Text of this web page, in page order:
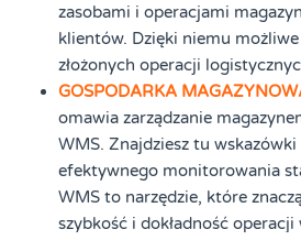
zasobami i operacjami
klientów. Dzięki niemu
złożonych operacji
GOSPODARKA
omawia zarządzanie
WMS. Znajdziesz tu
efektywnego monitorowania
WMS to narzędzie, które
szybkość i dokładność operacji